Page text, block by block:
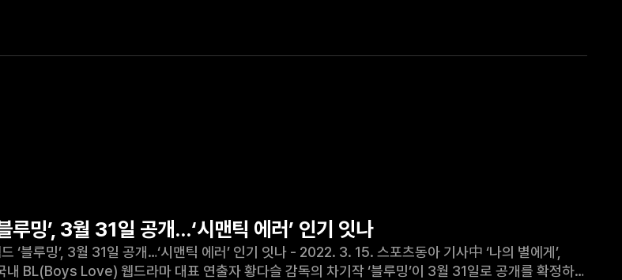
루밍’, 3월 31일 공개…‘시맨틱 에러’ 인기 잇나
공개…‘시맨틱 에러’ 인기 잇나 - 2022. 3. 15. 스포츠동아 기사中 ‘나의 별에게’,
내 BL(Boys Love) 웹드라마 대표 연출자 황다슬 감독의 차기작 ‘블루밍’이 3월 31일로 공개를 확정하며